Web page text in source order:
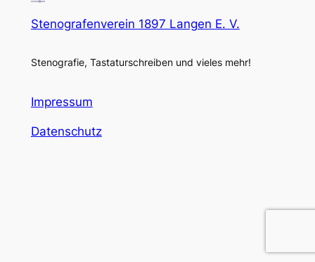
Stenografenverein 1897 Langen E. V.
Stenografie, Tastaturschreiben und vieles mehr!
Impressum
Datenschutz